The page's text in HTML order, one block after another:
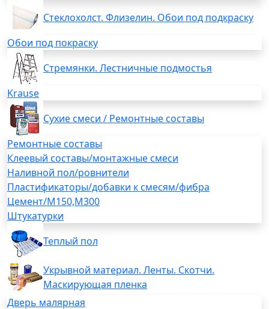
Стеклохолст. Флизелин. Обои под подкраску
Обои под покраску
Стремянки. Лестничные подмостья
Krause
Сухие смеси / Ремонтные составы
Ремонтные составы
Клеевый составы/монтажные смеси
Наливной пол/ровнители
Пластификаторы/добавки к смесям/фибра
Цемент/М150,М300
Штукатурки
Теплый пол
Укрывной материал. Ленты. Скотчи.
Маскирующая пленка
Дверь малярная